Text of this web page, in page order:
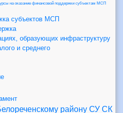
на оказание финансовой поддержки субъектам МСП
субъектов МСП
образующих инфраструктуру
и среднего
району СУ СК